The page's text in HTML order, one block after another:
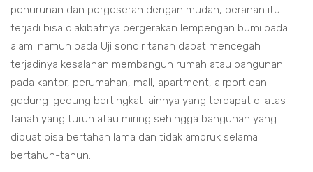
penurunan dan pergeseran dengan mudah, peranan itu
terjadi bisa diakibatnya pergerakan lempengan bumi pada
alam. namun pada Uji sondir tanah dapat mencegah
terjadinya kesalahan membangun rumah atau bangunan
pada kantor, perumahan, mall, apartment, airport dan
gedung-gedung bertingkat lainnya yang terdapat di atas
tanah yang turun atau miring sehingga bangunan yang
dibuat bisa bertahan lama dan tidak ambruk selama
bertahun-tahun.